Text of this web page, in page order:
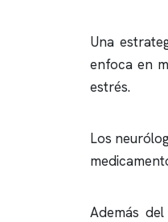
Una
enfoca en
estrés.
Los
Además